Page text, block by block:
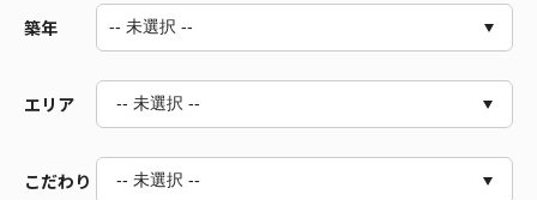
1R～1LDK
3R～3LDK
4R～4LDK
5DK以上
築年
エリア -- 未選択 --
道央（札幌・千歳・苫小牧など）
こだわり -- 未選択 --